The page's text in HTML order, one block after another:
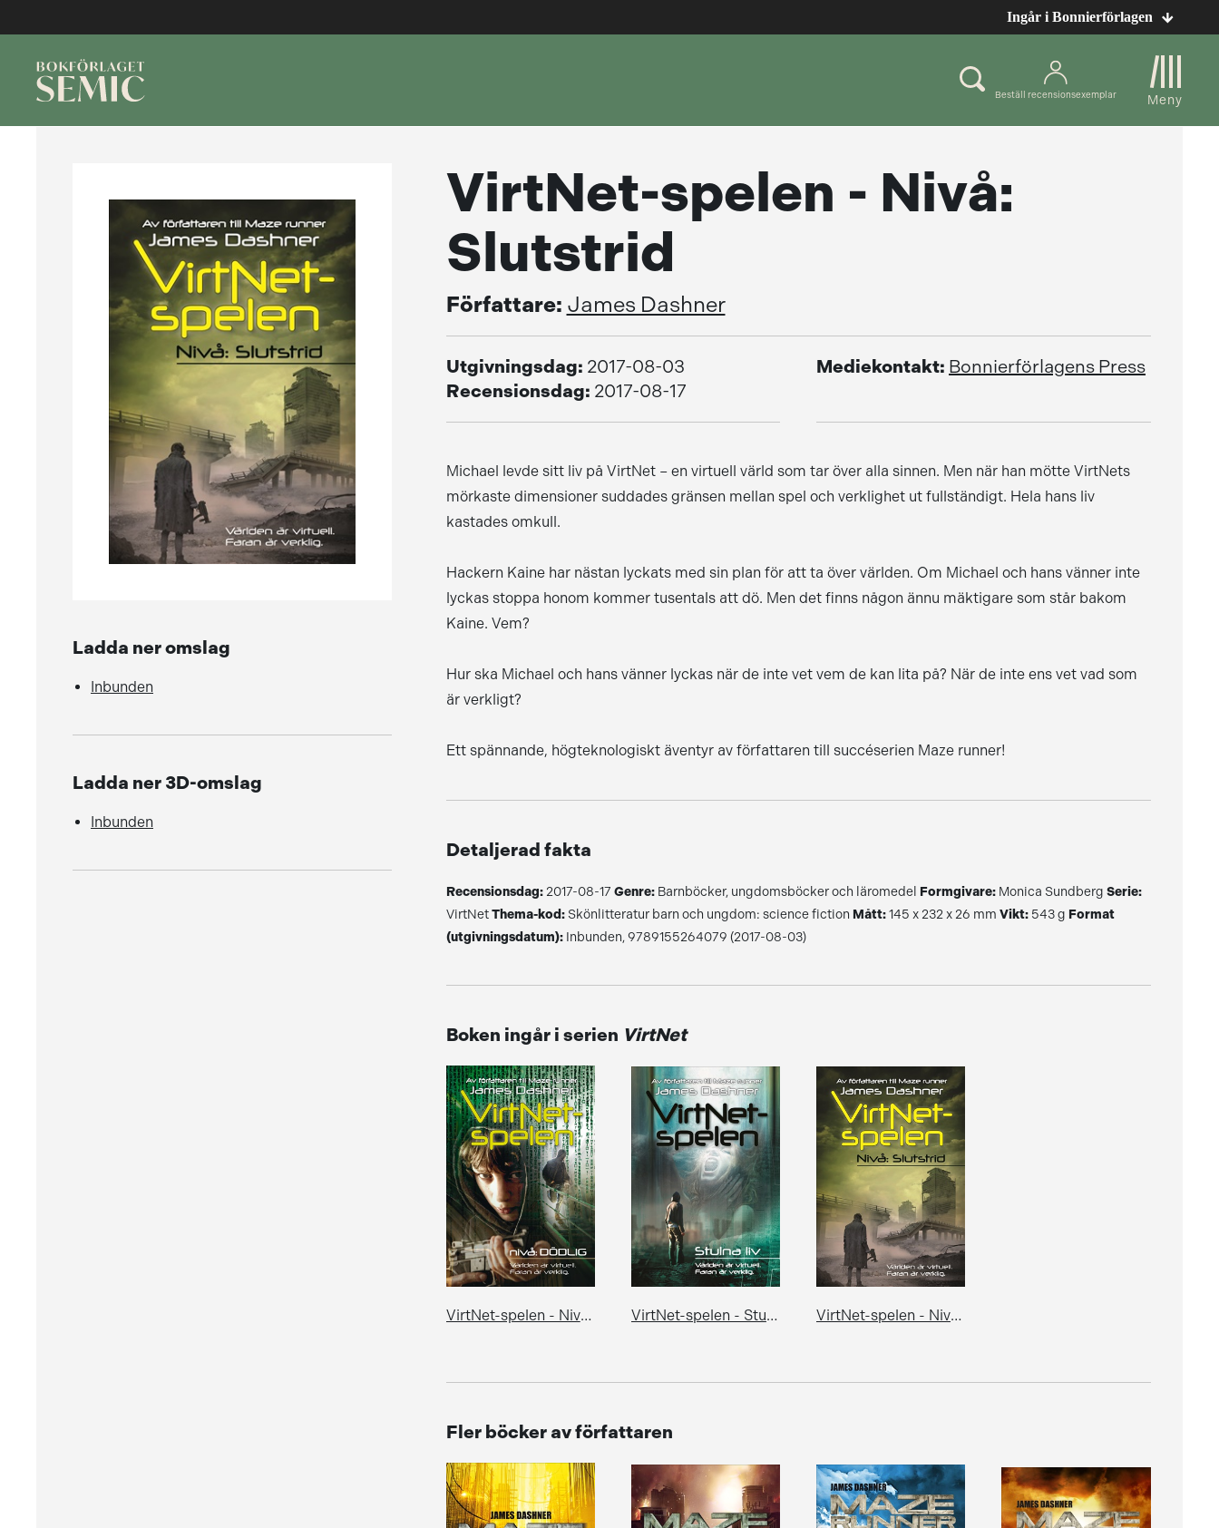
Ingår i Bonnierförlagen
Beställ recensionsexemplar Meny
Ladda ner omslag
Inbunden
Ladda ner 3D-omslag
Inbunden
VirtNet-spelen - Nivå:
Slutstrid
Författare: James Dashner
Utgivningsdag: 2017-08-03
Recensionsdag: 2017-08-17
Mediekontakt: Bonnierförlagens Press
Michael levde sitt liv på VirtNet – en virtuell värld som tar över alla sinnen. Men när han mötte VirtNets
mörkaste dimensioner suddades gränsen mellan spel och verklighet ut fullständigt. Hela hans liv
kastades omkull.
Hackern Kaine har nästan lyckats med sin plan för att ta över världen. Om Michael och hans vänner inte
lyckas stoppa honom kommer tusentals att dö. Men det finns någon ännu mäktigare som står bakom
Kaine. Vem?
Hur ska Michael och hans vänner lyckas när de inte vet vem de kan lita på? När de inte ens vet vad som
är verkligt?
Ett spännande, högteknologiskt äventyr av författaren till succéserien Maze runner!
Detaljerad fakta
Recensionsdag:2017-08-17 Genre:Barnböcker, ungdomsböcker och läromedel Formgivare:Monica Sundberg Serie:
VirtNetThema-kod:Skönlitteratur barn och ungdom: science fiction Mått:145 x 232 x 26 mm Vikt:543 g Format
(utgivningsdatum):Inbunden, 9789155264079 (2017-08-03)
Boken ingår i serien VirtNet
VirtNet-spelen - Nivå: Dödlig VirtNet-spelen - Stulna liv VirtNet-spelen - Nivå: Slutstrid
Fler böcker av författaren